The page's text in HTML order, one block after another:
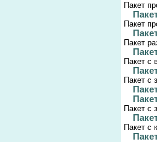
Пакет
Пакет
Пакет
Пакет с
Пакет с
Пакет с
Пакет с